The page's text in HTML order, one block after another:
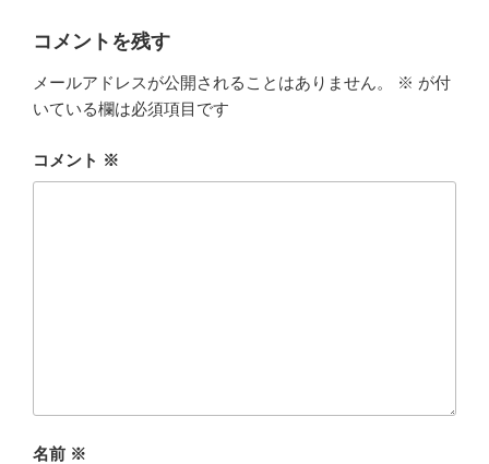
コメントを残す
メールアドレスが公開されることはありません。 ※ が付
いている欄は必須項目です
コメント ※
名前 ※